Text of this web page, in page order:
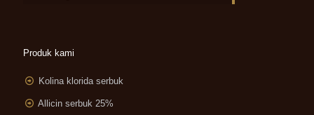
Produk kami
Kolina klorida serbuk
Allicin serbuk 25%